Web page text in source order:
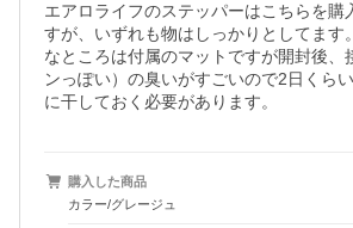
エアロライフのステッパーはこちらを購
すが、いずれも物はしっかりとしてます
なところは付属のマットですが開封後、
ンっぽい）の臭いがすごいので2日くら
に干しておく必要があります。
購入した商品
カラー/グレージュ